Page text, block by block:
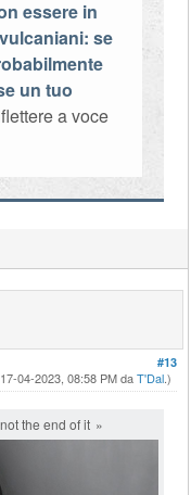
essere in
se
un tuo
a voce
#13
04-2023, 08:58 PM daT'Dal.)
the end of it